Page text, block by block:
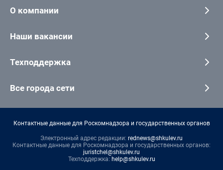
О компании
Наши вакансии
Техподдержка
Все города сети
Контактные данные для Роскомнадзора и государственных органов
Электронный адрес редакции: rednews@shkulev.ru
Контактные данные для Роскомнадзора и государственных органов:
juristchel@shkulev.ru
Техподдержка: help@shkulev.ru